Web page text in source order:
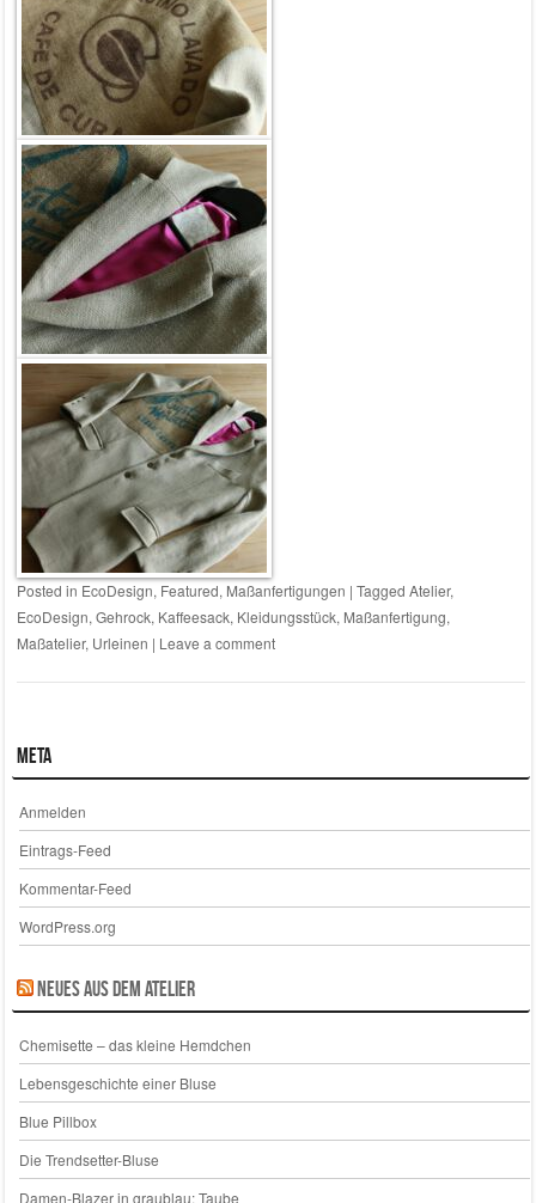
Posted in EcoDesign, Featured, Maßanfertigungen | Tagged Atelier,
EcoDesign, Gehrock, Kaffeesack, Kleidungsstück, Maßanfertigung,
Maßatelier, Urleinen | Leave a comment
Meta
Anmelden
Eintrags-Feed
Kommentar-Feed
WordPress.org
Neues aus dem Atelier
Chemisette – das kleine Hemdchen
Lebensgeschichte einer Bluse
Blue Pillbox
Die Trendsetter-Bluse
Damen-Blazer in graublau: Taube